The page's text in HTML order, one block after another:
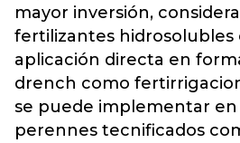
mayor inversión,
fertilizantes hidrosolubles
aplicación directa en
drench como
se puede implementar
perennes tecnificados